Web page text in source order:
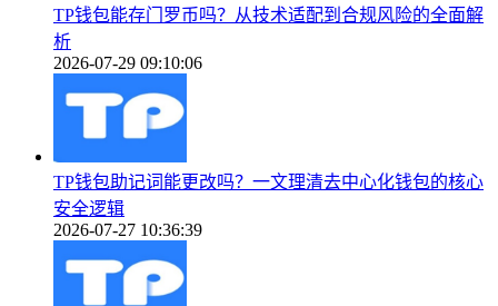
TP钱包能存门罗币吗？从技术适配到合规风险的全面解
析
2026-07-29 09:10:06
TP钱包助记词能更改吗？一文理清去中心化钱包的核心
安全逻辑
2026-07-27 10:36:39